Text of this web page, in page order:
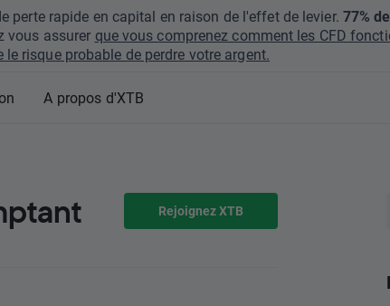
perte rapide en capital en raison de l'effet de levier. 77%
vous assurer que vous comprenez comment les CFD
le risque probable de perdre votre argent.
A propos d'XTB
Rejoignez XTB